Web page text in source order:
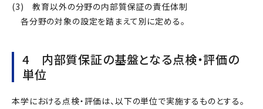
(3) 教育以外の分野の内部質保証の責任体制
各分野の対象の設定を踏まえて別に定める。
4 内部質保証の基盤となる点検・評価の
単位
本学における点検・評価は、以下の単位で実施するものとする。